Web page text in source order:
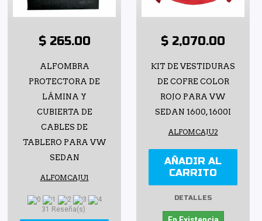
$ 265.00
ALFOMBRA
PROTECTORA DE
LÁMINA Y
CUBIERTA DE
CABLES DE
TABLERO PARA VW
SEDAN
ALFOMCAJU1
31 Reseña(s)
$ 2,070.00
KIT DE VESTIDURAS
DE COFRE COLOR
ROJO PARA VW
SEDAN 1600, 1600I
ALFOMCAJU2
AÑADIR AL
CARRITO
DETALLES